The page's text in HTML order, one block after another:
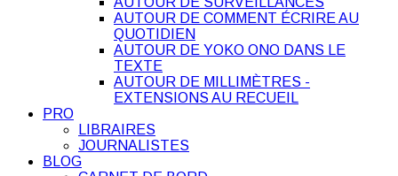
AUTOUR DE COMMENT ÉCRIRE AU
QUOTIDIEN
AUTOUR DE YOKO ONO DANS LE
TEXTE
AUTOUR DE MILLIMÈTRES -
EXTENSIONS AU RECUEIL
PRO
LIBRAIRES
JOURNALISTES
BLOG